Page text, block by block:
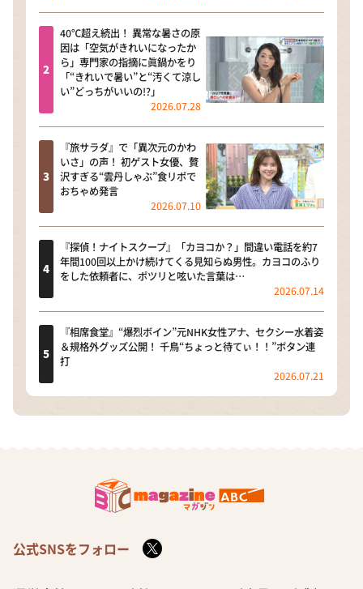
新婚さんいらっしゃい！
ポツンと一軒家
ザキ山小屋本館
ぺこぱのまるスポ
40℃超え続出！ 異常な暑さの原
因は「空気がきれいになったか
ら」専門家の指摘に眞鍋かをり
「“きれいで暑い”と“汚くて涼し
い”どっちがいいの!?」
2026.07.28
『旅サラダ』で「異次元のかわ
いさ」の声！ 初ゲスト女優、贅
沢すぎる“雲丹しゃぶ”食リポで
おちゃめ発言
2026.07.10
『探偵！ナイトスクープ』「カヨコか？」間違い電話を約7
年間100回以上かけ続けてくる見知らぬ男性。カヨコのふり
をした依頼者に、ポツリと呟いた言葉は…
2026.07.14
『相席食堂』“爆烈ボイン”元NHK女性アナ、セクシー水着姿
＆規格外グッズ公開！ 千鳥“ちょっと待てぃ！！”ボタン連
打
2026.07.21
公式SNSをフォロー